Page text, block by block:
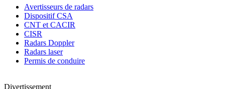
Avertisseurs de radars
Dispositif CSA
CNT et CACIR
CISR
Radars Doppler
Radars laser
Permis de conduire
Divertissement